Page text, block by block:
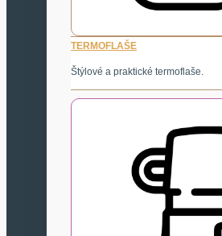
TERMOFLAŠE
Štýlové a praktické termoflaše.